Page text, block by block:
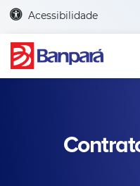
Acessibilidade